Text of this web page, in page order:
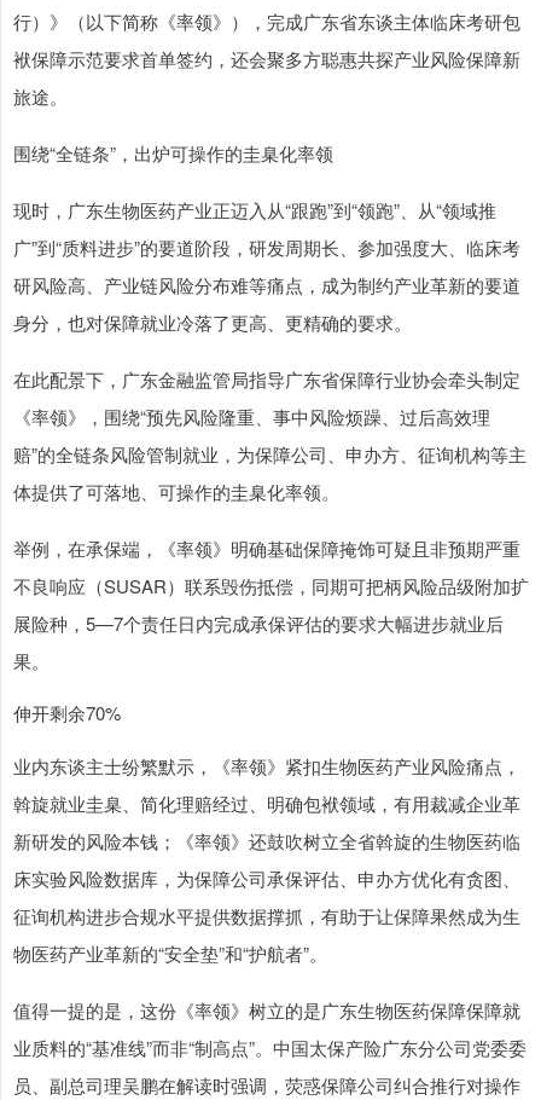
行）》（以下简称《率领》），完成广东省东谈主体临床考研包
袱保障示范要求首单签约，还会聚多方聪惠共探产业风险保障新
旅途。
围绕“全链条”，出炉可操作的圭臬化率领
现时，广东生物医药产业正迈入从“跟跑”到“领跑”、从“领域推
广”到“质料进步”的要道阶段，研发周期长、参加强度大、临床考
研风险高、产业链风险分布难等痛点，成为制约产业革新的要道
身分，也对保障就业冷落了更高、更精确的要求。
在此配景下，广东金融监管局指导广东省保障行业协会牵头制定
《率领》，围绕“预先风险隆重、事中风险烦躁、过后高效理
赔”的全链条风险管制就业，为保障公司、申办方、征询机构等主
体提供了可落地、可操作的圭臬化率领。
举例，在承保端，《率领》明确基础保障掩饰可疑且非预期严重
不良响应（SUSAR）联系毁伤抵偿，同期可把柄风险品级附加扩
展险种，5—7个责任日内完成承保评估的要求大幅进步就业后
果。
伸开剩余70%
业内东谈主士纷繁默示，《率领》紧扣生物医药产业风险痛点，
斡旋就业圭臬、简化理赔经过、明确包袱领域，有用裁减企业革
新研发的风险本钱；《率领》还鼓吹树立全省斡旋的生物医药临
床实验风险数据库，为保障公司承保评估、申办方优化有贪图、
征询机构进步合规水平提供数据撑抓，有助于让保障果然成为生
物医药产业革新的“安全垫”和“护航者”。
值得一提的是，这份《率领》树立的是广东生物医药保障保障就
业质料的“基准线”而非“制高点”。中国太保产险广东分公司党委委
员、副总司理吴鹏在解读时强调，荧惑保障公司纠合推行对操作